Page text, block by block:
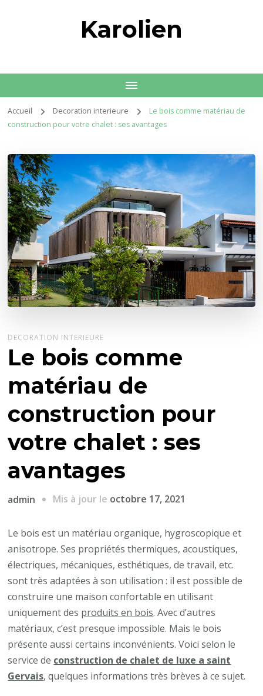
Karolien
Accueil Decoration interieure
Le bois comme matériau de
construction pour votre chalet : ses avantages
DECORATION INTERIEURE
Le bois comme
matériau de
construction pour
votre chalet : ses
avantages
admin Mis à jour le octobre 17, 2021
Le bois est un matériau organique, hygroscopique et
anisotrope. Ses propriétés thermiques, acoustiques,
électriques, mécaniques, esthétiques, de travail, etc.
sont très adaptées à son utilisation : il est possible de
construire une maison confortable en utilisant
uniquement des produits en bois. Avec d’autres
matériaux, c’est presque impossible. Mais le bois
présente aussi certains inconvénients. Voici selon le
service de construction de chalet de luxe a saint
Gervais, quelques informations très brèves à ce sujet.